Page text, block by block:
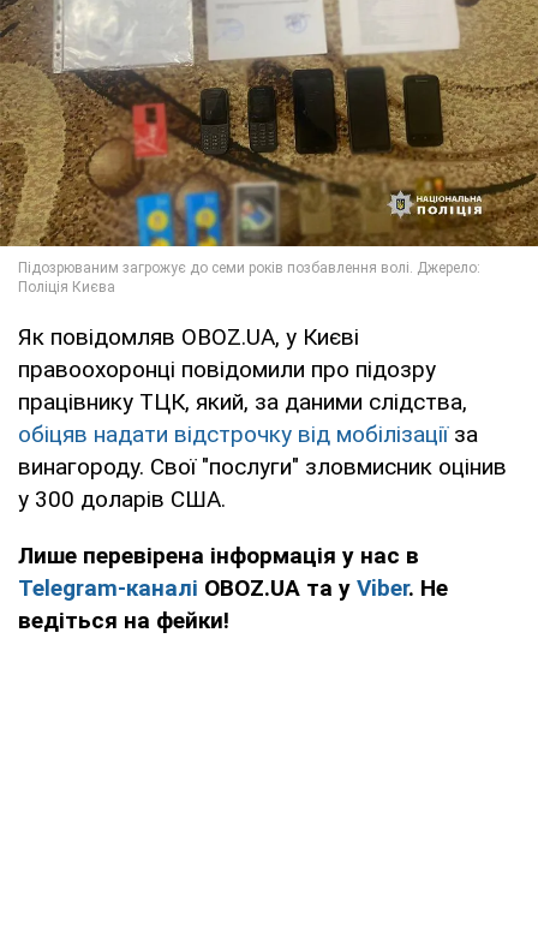
Як повідомляв OBOZ.UA, у Києві
правоохоронці повідомили про підозру
працівнику ТЦК, який, за даними слідства,
обіцяв надати відстрочку від мобілізаціїза
винагороду. Свої "послуги" зловмисник оцінив
у 300 доларів США.
Лише перевірена інформація у нас в
Telegram-каналі OBOZ.UA та у Viber. Не
ведіться на фейки!